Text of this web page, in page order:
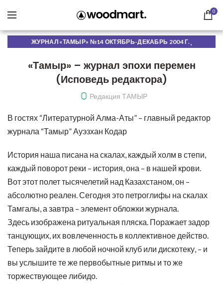
0
ЖУРНАЛ «ТАМЫР» №14 ОКТЯБРЬ-ДЕКАБРЬ 2004 Г. ,
«Тамыр» – журнал эпохи перемен
(Исповедь редактора)
Редакция ТАМЫР
В гостях “Литературной Алма-Аты” – главный редактор
журнала “Тамыр” Ауэзхан Кодар
История наша писана на скалах, каждый холм в степи,
каждый поворот реки – история, она – в нашей крови.
Вот этот полет тысячелетий над Казахстаном, он –
абсолютно реален. Сегодня это петроглифы на скалах
Тамгалы, а завтра – элемент обложки журнала.
Здесь изображена ритуальная пляска. Поражает задор
танцующих, их вовлеченность в коллективное действо.
Теперь зайдите в любой ночной клуб или дискотеку, – и
вы услышите те же первобытные ритмы и то же
торжествующее либидо.